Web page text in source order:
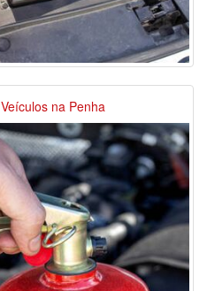
na Penha